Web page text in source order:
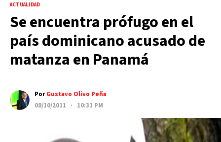
ACTUALIDAD
Se encuentra prófugo en el
país dominicano acusado de
matanza en Panamá
PorGustavo Olivo Peña
08/10/2011 · 10:31 PM